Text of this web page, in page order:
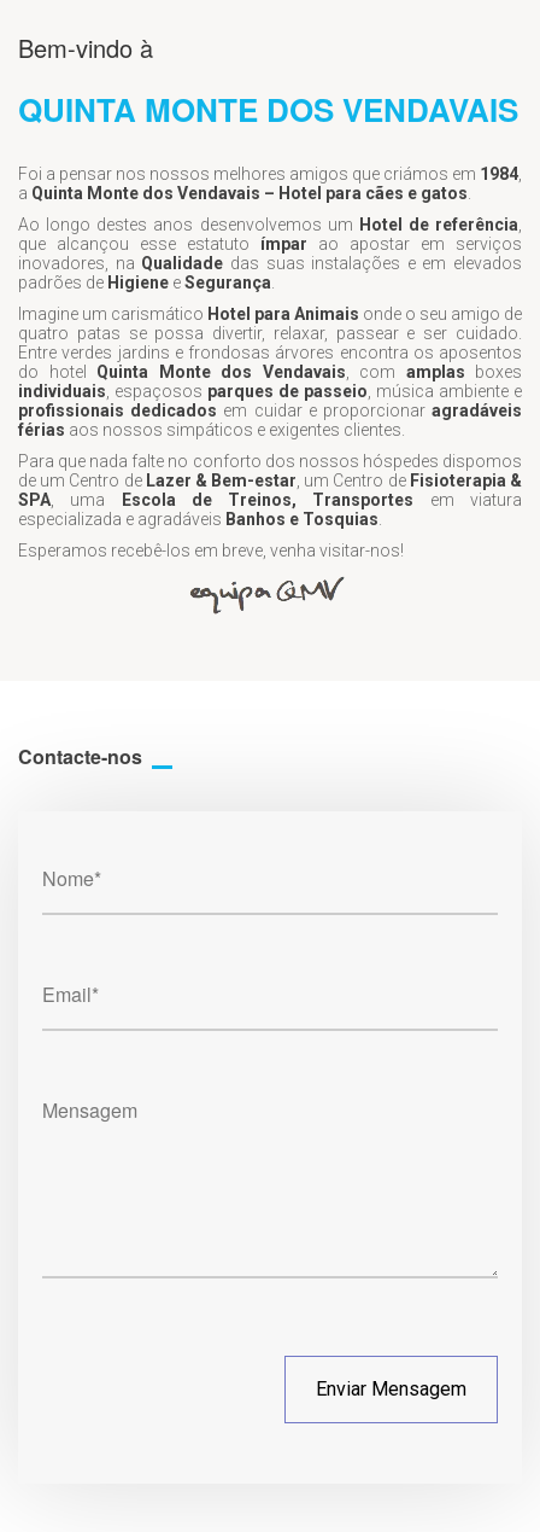
Bem-vindo à
QUINTA MONTE DOS VENDAVAIS
Foi a pensar nos nossos melhores amigos que criámos em 1984
a Quinta Monte dos Vendavais – Hotel para cães e gatos
Ao longo destes anos desenvolvemos um Hotel de referência
que alcançou esse estatuto ímpar ao apostar em serviços
inovadores, na Qualidade das suas instalações e em elevados
padrões de Higiene eSegurança
Imagine um carismático Hotel para Animais onde o seu amigo de
quatro patas se possa divertir, relaxar, passear e ser cuidado.
Entre verdes jardins e frondosas árvores encontra os aposentos
do hotel Quinta Monte dos Vendavais , com amplas boxes
individuais , espaçosos parques de passeio , música ambiente e
profissionais dedicados em cuidar e proporcionaragradáveis
férias aos nossos simpáticos e exigentes clientes.
Para que nada falte no conforto dos nossos hóspedes dispomos
de um Centro de Lazer & Bem-estar , um Centro de Fisioterapia &
SPA , uma Escola de Treinos, Transportes em viatura
especializada e agradáveis Banhos e Tosquias
Esperamos recebê-los em breve, venha visitar-nos!
Contacte-nos
Nome*
Email*
Mensagem
Enviar Mensagem